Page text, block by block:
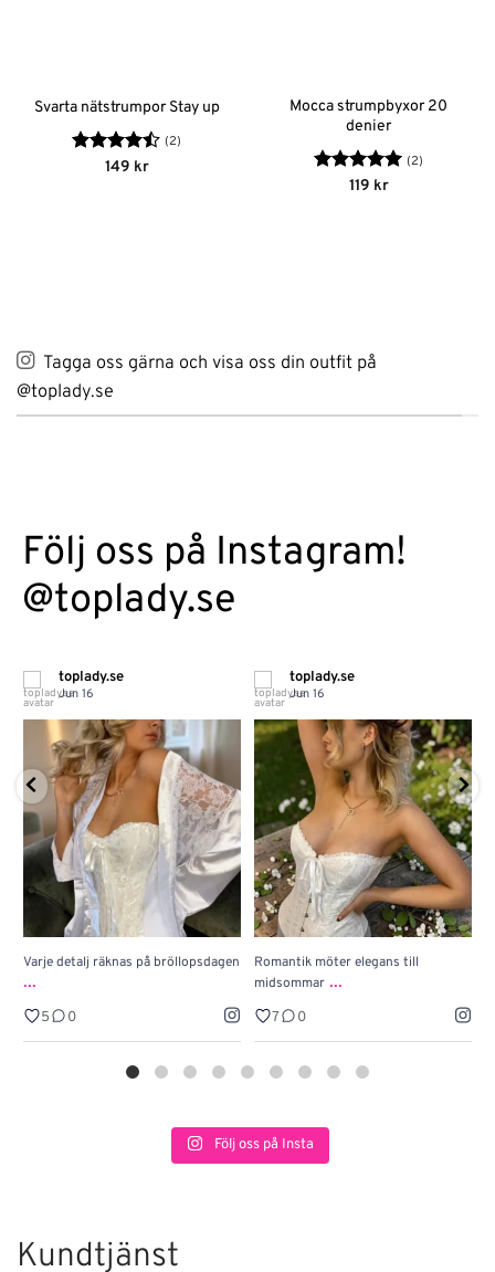
Svarta nätstrumpor Stay up
Betygsatt
(2)
149 kr
Mocca strumpbyxor 20
denier
Betygsatt5
(2)
119 kr
Tagga oss gärna och visa oss din outfit på
@toplady.se
Följ oss på Instagram!
@toplady.se
toplady.se
Jun 16
Varje detalj räknas på bröllopsdagen
...
5 0
toplady.se
Jun 16
Romantik möter elegans till
midsommar ...
7 0
Följ oss på Insta
Kundtjänst